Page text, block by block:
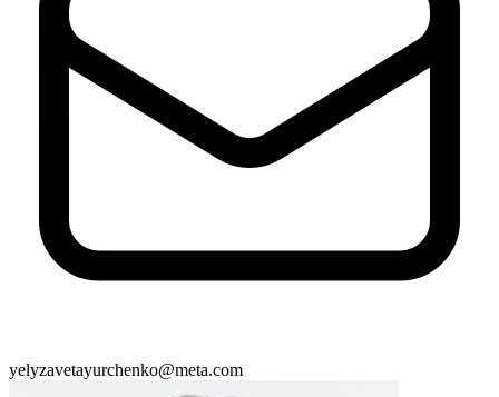
Конвенція ООН
Законодавство
Декларації
Документи ВФГ
Міжнародні документи
yelyzavetayurchenko@meta.com